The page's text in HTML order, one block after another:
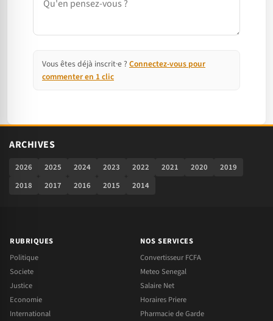
Vous êtes déjà inscrit·e ? Connectez-vous pour
commenter en 1 clic
ARCHIVES
2026 2025 2024 2023 2022 2021 2020
2019
2018
2017 2016 2015 2014
RUBRIQUES
Politique
Societe
Justice
Economie
International
NOS SERVICES
Convertisseur FCFA
Meteo Senegal
Salaire Net
Horaires Priere
Pharmacie de Garde